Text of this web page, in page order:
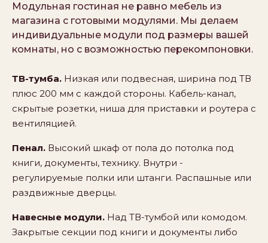
Модульная гостиная не равно мебель из
магазина с готовыми модулями. Мы делаем
индивидуальные модули под размеры вашей
комнаты, но с возможностью перекомпоновки.
ТВ-тумба. Низкая или подвесная, ширина под ТВ
плюс 200 мм с каждой стороны. Кабель-канал,
скрытые розетки, ниша для приставки и роутера с
вентиляцией.
Пенал. Высокий шкаф от пола до потолка под
книги, документы, технику. Внутри -
регулируемые полки или штанги. Распашные или
раздвижные дверцы.
Навесные модули. Над ТВ-тумбой или комодом.
Закрытые секции под книги и документы либо